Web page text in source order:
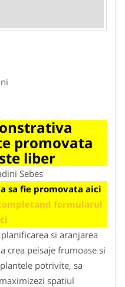
promovata
liber
Sebes
sa fie promovata aici
formularul
si aranjarea
crea peisaje frumoase si
potrivite, sa
spatiul